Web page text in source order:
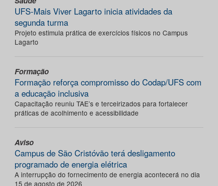
UFS-Mais Viver Lagarto inicia atividades da
segunda turma
Projeto estimula prática de exercícios físicos no Campus
Lagarto
Formação
Formação reforça compromisso do Codap/UFS com
a educação inclusiva
Capacitação reuniu TAE’s e terceirizados para fortalecer
práticas de acolhimento e acessibilidade
Aviso
Campus de São Cristóvão terá desligamento
programado de energia elétrica
A interrupção do fornecimento de energia acontecerá no dia
15 de agosto de 2026